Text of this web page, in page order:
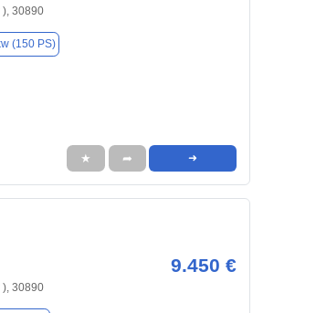
), 30890
(150 PS)
★ ➦ ➜
9.450 €
), 30890